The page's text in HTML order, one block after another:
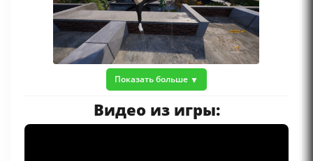
Показать больше
Видео из игры: